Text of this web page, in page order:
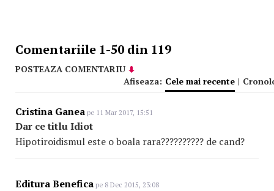
Comentariile 1-50 din 119
POSTEAZA COMENTARIU
Afiseaza: Cele mai recente |
Cristina Ganea pe 11 Mar 2017, 15:51
Dar ce titlu Idiot
Hipotiroidismul este o boala rara?????????? de cand?
Editura Benefica pe 8 Dec 2015, 23:08